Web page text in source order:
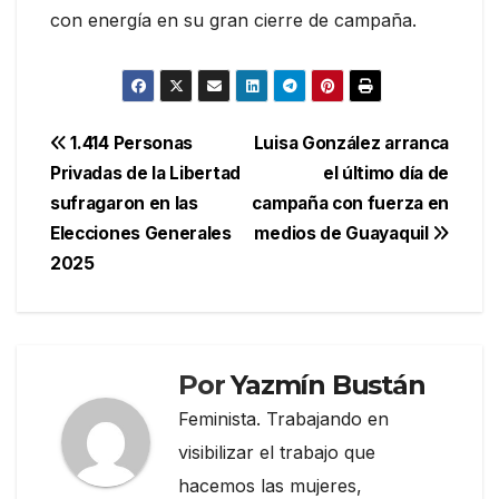
con energía en su gran cierre de campaña.
Navegación
de
entradas
Luisa González arranca
el último día de
campaña con fuerza en
medios de Guayaquil
1.414 Personas
Privadas de la Libertad
sufragaron en las
Elecciones Generales
2025
PorYazmín Bustán
Feminista. Trabajando en
visibilizar el trabajo que
hacemos las mujeres,